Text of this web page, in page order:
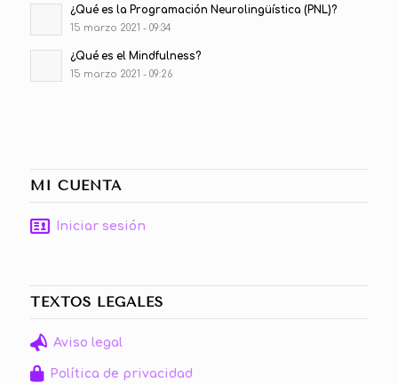
¿Qué es la Programación Neurolingüística (PNL)?
15 marzo 2021 - 09:34
¿Qué es el Mindfulness?
15 marzo 2021 - 09:26
MI CUENTA
Iniciar sesión
TEXTOS LEGALES
Aviso legal
Política de privacidad